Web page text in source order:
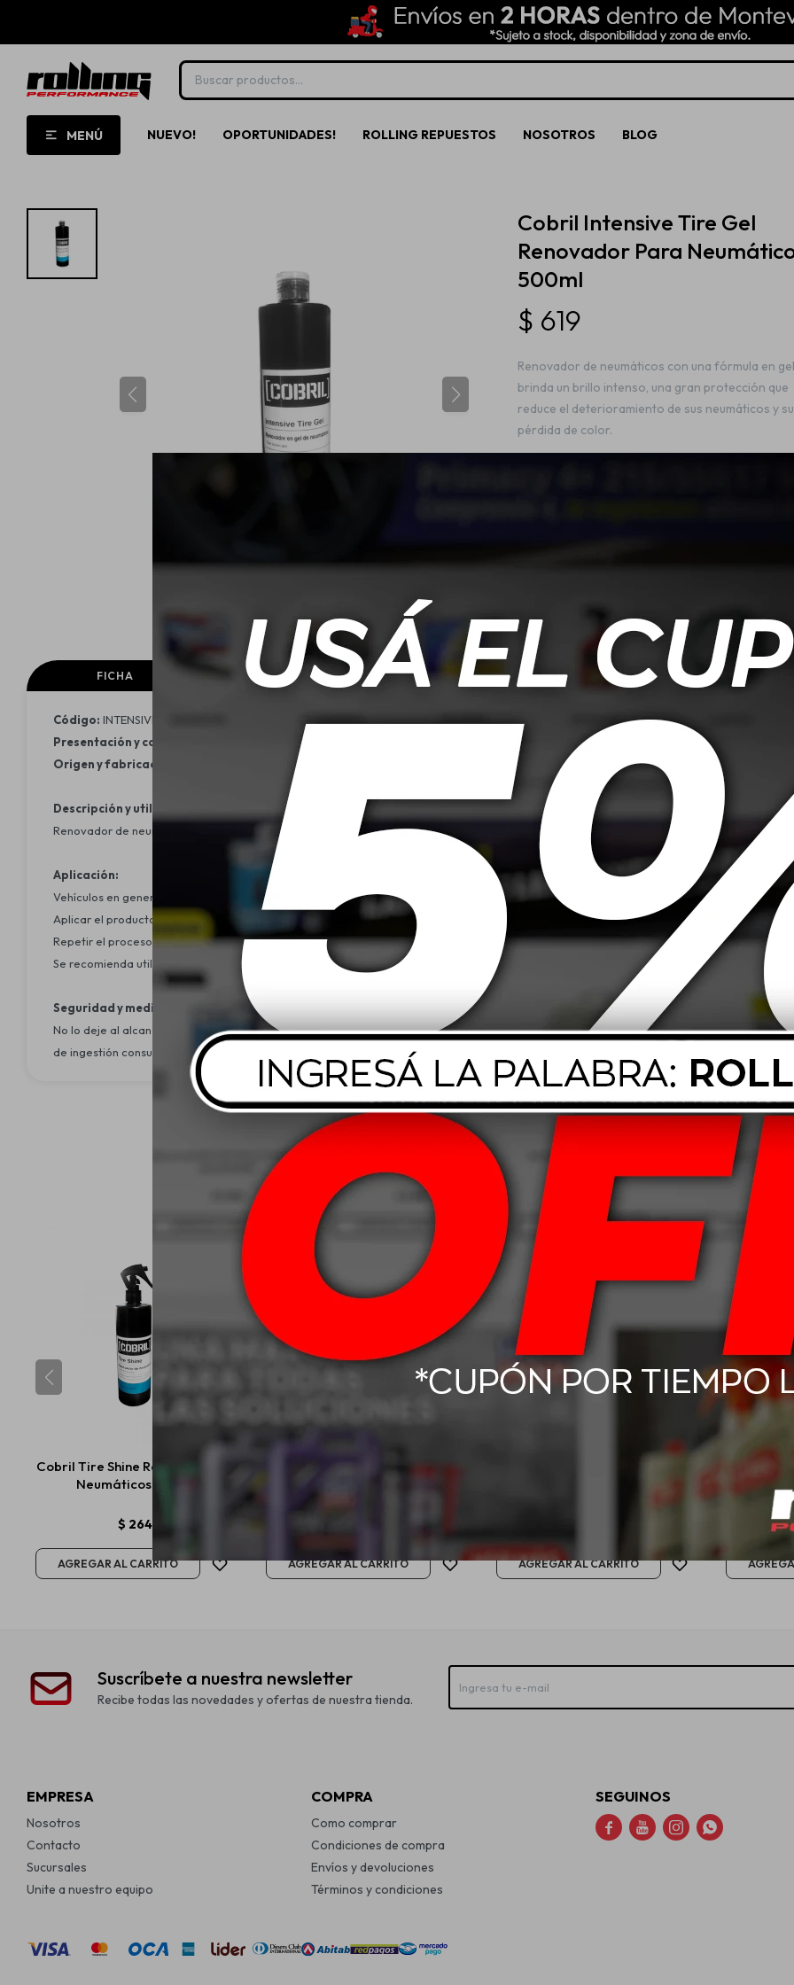
MENÚ NUEVO! OPORTUNIDADES! ROLLING REPUESTOS NOSOTROS BLOG
Cobril Intensive Tire Gel
Renovador Para
500ml
$ 619
Renovador de neumáticos con una fórmula en
brinda un brillo intenso, una gran protección que
reduce el deterioramiento de sus neumáticos y su
pérdida de color.
FICHA ESPECIFICACIONES
Código: INTENSIVETIREGEL
Presentación y contenido:
Origen y fabricación:
Descripción y utilidad:
Renovador de neumáticos con una fórmula en gel que brinda un brillo intenso, una gran protección que reduce el deterioramiento de sus
Aplicación:
Vehículos en general.
Aplicar el producto sobre el aplicador y esparcir sobre el neumático.
Repetir el proceso hasta lograr el resultado deseado.
Se recomienda utilizar un aplicador de poliespuma o esponja para esparcir el producto sobre la cubierta.
Seguridad y medio ambiente:
No lo deje al alcance de los niños. Lee atentamente la etiqueta antes de utilizar el producto. Almacenar en lugar fresco y seco. En caso
de ingestión consulte rápidamente con un médico.
Productos que te pueden interesar
Cobril Tire Shine Renovador De
Neumáticos 500ml
$ 264
Koch Chemie Metal Polish
Suscríbete a nuestra newsletter
Recibe todas las novedades y ofertas de nuestra tienda.
EMPRESA
Nosotros
Contacto
Sucursales
Unite a nuestro equipo
COMPRA
Como comprar
Condiciones de compra
Envíos y devoluciones
Términos y condiciones
SEGUINOS
   